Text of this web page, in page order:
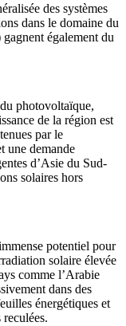
des systèmes
dans le domaine du
également du
photovoltaïque,
de la région est
par le
une demande
d’Asie du Sud-
solaires hors
potentiel pour
solaire élevée
comme l’Arabie
dans des
énergétiques et
reculées.